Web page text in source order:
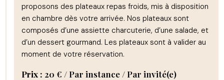
proposons des plateaux repas froids, mis à disposition
en chambre dès votre arrivée. Nos plateaux sont
composés d’une assiette charcuterie, d’une salade, et
d’un dessert gourmand. Les plateaux sont à valider au
moment de votre réservation.
Prix : 20 € / Par instance / Par invité(e)